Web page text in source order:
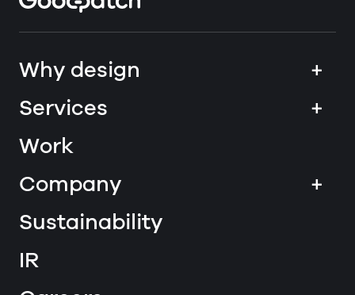
Why design
+
Services
+
Work
Company
+
Sustainability
IR